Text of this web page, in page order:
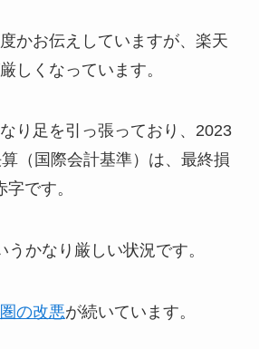
かお伝えしていますが、楽天
しくなっています。
り足を引っ張っており、2023
（国際会計基準）は、最終損
です。
かなり厳しい状況です。
の改悪が続いています。